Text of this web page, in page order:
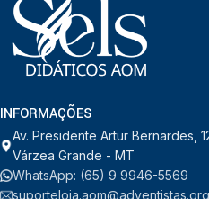
INFORMAÇÕES
Av. Presidente Artur Bernardes,
Várzea Grande - MT
WhatsApp: (65) 9 9946-5569
suporteloja.aom@adventistas.org